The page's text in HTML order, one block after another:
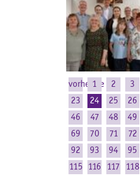
vorherige
1 2 3
23
24 25 26
46
47 48 49
69
70 71 72
92
93 94 95
115
116 117 118